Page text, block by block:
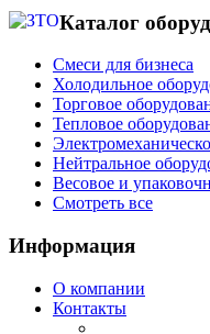
Каталог
Смеси для бизнеса
Холодильное
Торговое
Тепловое
Нейтральное
Весовое и
Смотреть все
Информация
О компании
Контакты